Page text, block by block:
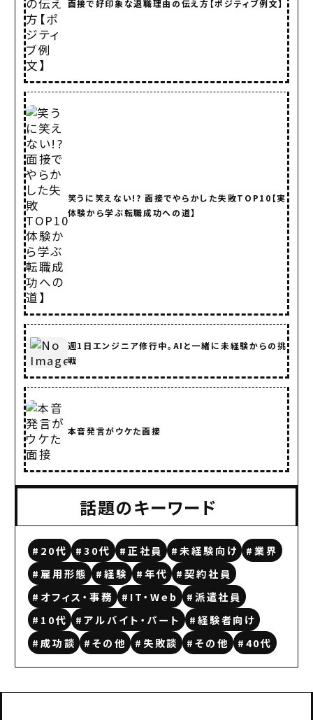
面接で好印象な退職理由の伝え方【ポジティブ例文】
笑うに笑えない!? 面接でやらかした失敗TOP10【実
体験から学ぶ転職成功への道】
週1日エンジニア修行中。AIと一緒に未経験からの挑
戦
本音発言がウケた面接
話題のキーワード
#20代 #30代 #正社員 #未経験向け
#業界
#雇用形態
#経験 #年代
#契約社員
#オフィス・事務
#IT・Web
#派遣社員
#10代
#アルバイト・パート
#経験者向け
#成功談
#その他 #失敗談 #その他 #40代